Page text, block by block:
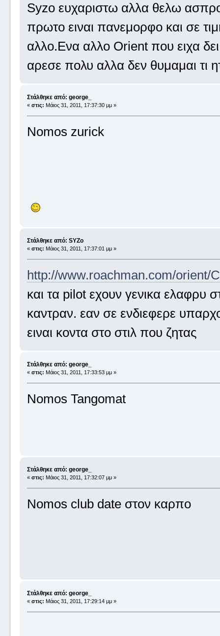
Syzo ευχαριστω αλλα θελω
πρωτο ειναι πανεμορφο και σε
αλλο.Ενα αλλο Οrient που ειχα
αρεσε πολυ αλλα δεν θυμαμαι τι
Στάλθηκε από: george_
« στις: Μάιος 31, 2011, 17:37:30 μμ »
Nomos zurick
Στάλθηκε από: SYZo
« στις: Μάιος 31, 2011, 17:37:01 μμ »
http://www.roachman.com/orient/
και τα pilot εχουν γενικα ελαφρυ
καντραν. εαν σε ενδιεφερε
ειναι κοντα στο στιλ που ζητας
Στάλθηκε από: george_
« στις: Μάιος 31, 2011, 17:33:53 μμ »
Nomos Tangomat
Στάλθηκε από: george_
« στις: Μάιος 31, 2011, 17:32:07 μμ »
Nomos club date στον καρπο
Στάλθηκε από: george_
« στις: Μάιος 31, 2011, 17:29:14 μμ »